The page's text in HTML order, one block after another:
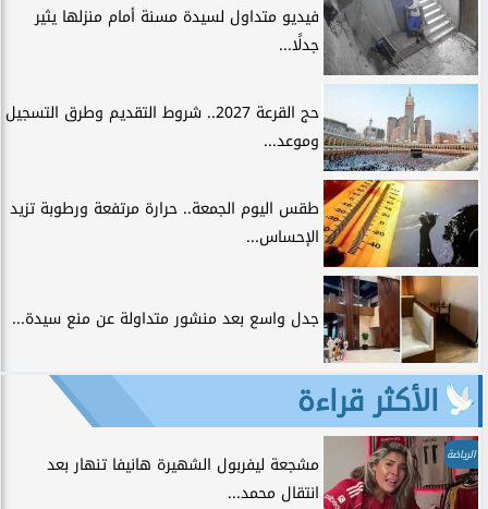
فيديو متداول لسيدة مسنة أمام منزلها يثير
جدلًا...
حج القرعة 2027.. شروط التقديم وطرق التسجيل
وموعد...
طقس اليوم الجمعة.. حرارة مرتفعة ورطوبة تزيد
الإحساس...
جدل واسع بعد منشور متداولة عن منع سيدة...
الأكثر قراءة
الرياضة
مشجعة ليفربول الشهيرة هانيفا تنهار بعد
انتقال محمد...